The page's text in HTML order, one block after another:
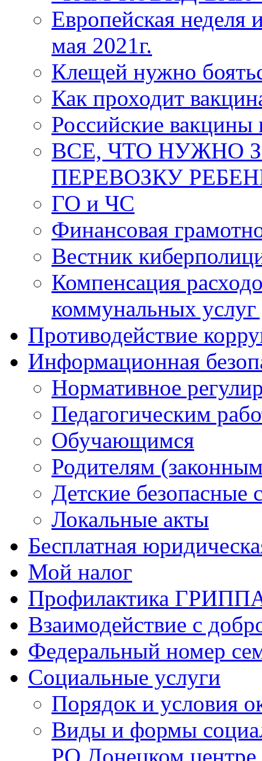
Европейская неделя
мая 2021г.
Клещей нужно
Как проходит
Российские вакцины
ВСЕ, ЧТО НУЖНО
ПЕРЕВОЗКУ
ГО и ЧС
Финансовая
Вестник
Компенсация
коммунальных услуг
Противодействие
Информационная
Нормативное
Педагогическим
Обучающимся
Родителям
Детские безопасные
Локальные акты
Бесплатная
Мой налог
Профилактика
Взаимодействие с
Федеральный номер
Социальные услуги
Порядок и условия
Виды и формы